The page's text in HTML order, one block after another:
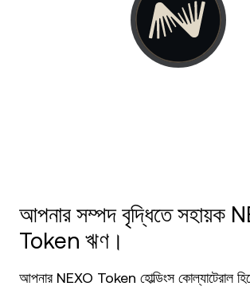
Solana SOL
আপনার সম্পদ বৃদ্ধিতে সহায়ক
Token ঋণ।
আপনার NEXO Token হোল্ডিংস কোল্যাটেরাল